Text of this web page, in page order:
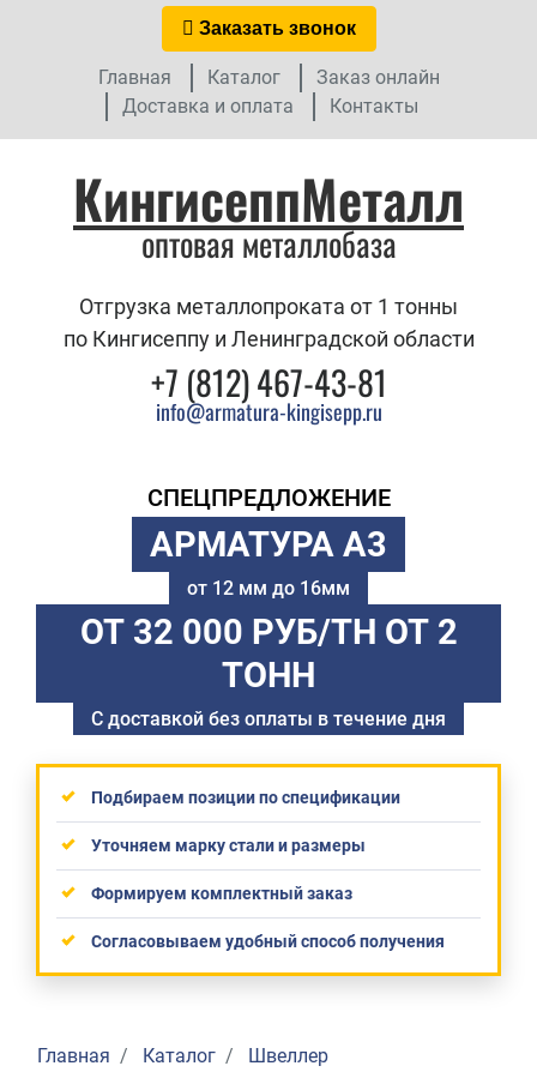
Заказать звонок
Главная Каталог
Заказ онлайн
Доставка и оплата
Контакты
КингисеппМеталл
оптовая металлобаза
Отгрузка металлопроката от 1 тонны
по Кингисеппу и Ленинградской области
+7 (812) 467-43-81
info@armatura-kingisepp.ru
СПЕЦПРЕДЛОЖЕНИЕ
АРМАТУРА А3
от 12 мм до 16мм
ОТ 32 000 РУБ/ТН ОТ 2
ТОНН
С доставкой без оплаты в течение дня
Подбираем позиции по спецификации
Уточняем марку стали и размеры
Формируем комплектный заказ
Согласовываем удобный способ получения
Главная Каталог
Швеллер